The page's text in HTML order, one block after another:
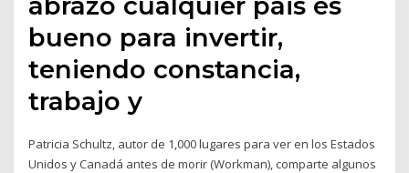
bueno para invertir,
teniendo constancia,
trabajo y
Patricia Schultz, autor de 1,000 lugares para ver en los Estados
Unidos y Canadá antes de morir (Workman), comparte algunos